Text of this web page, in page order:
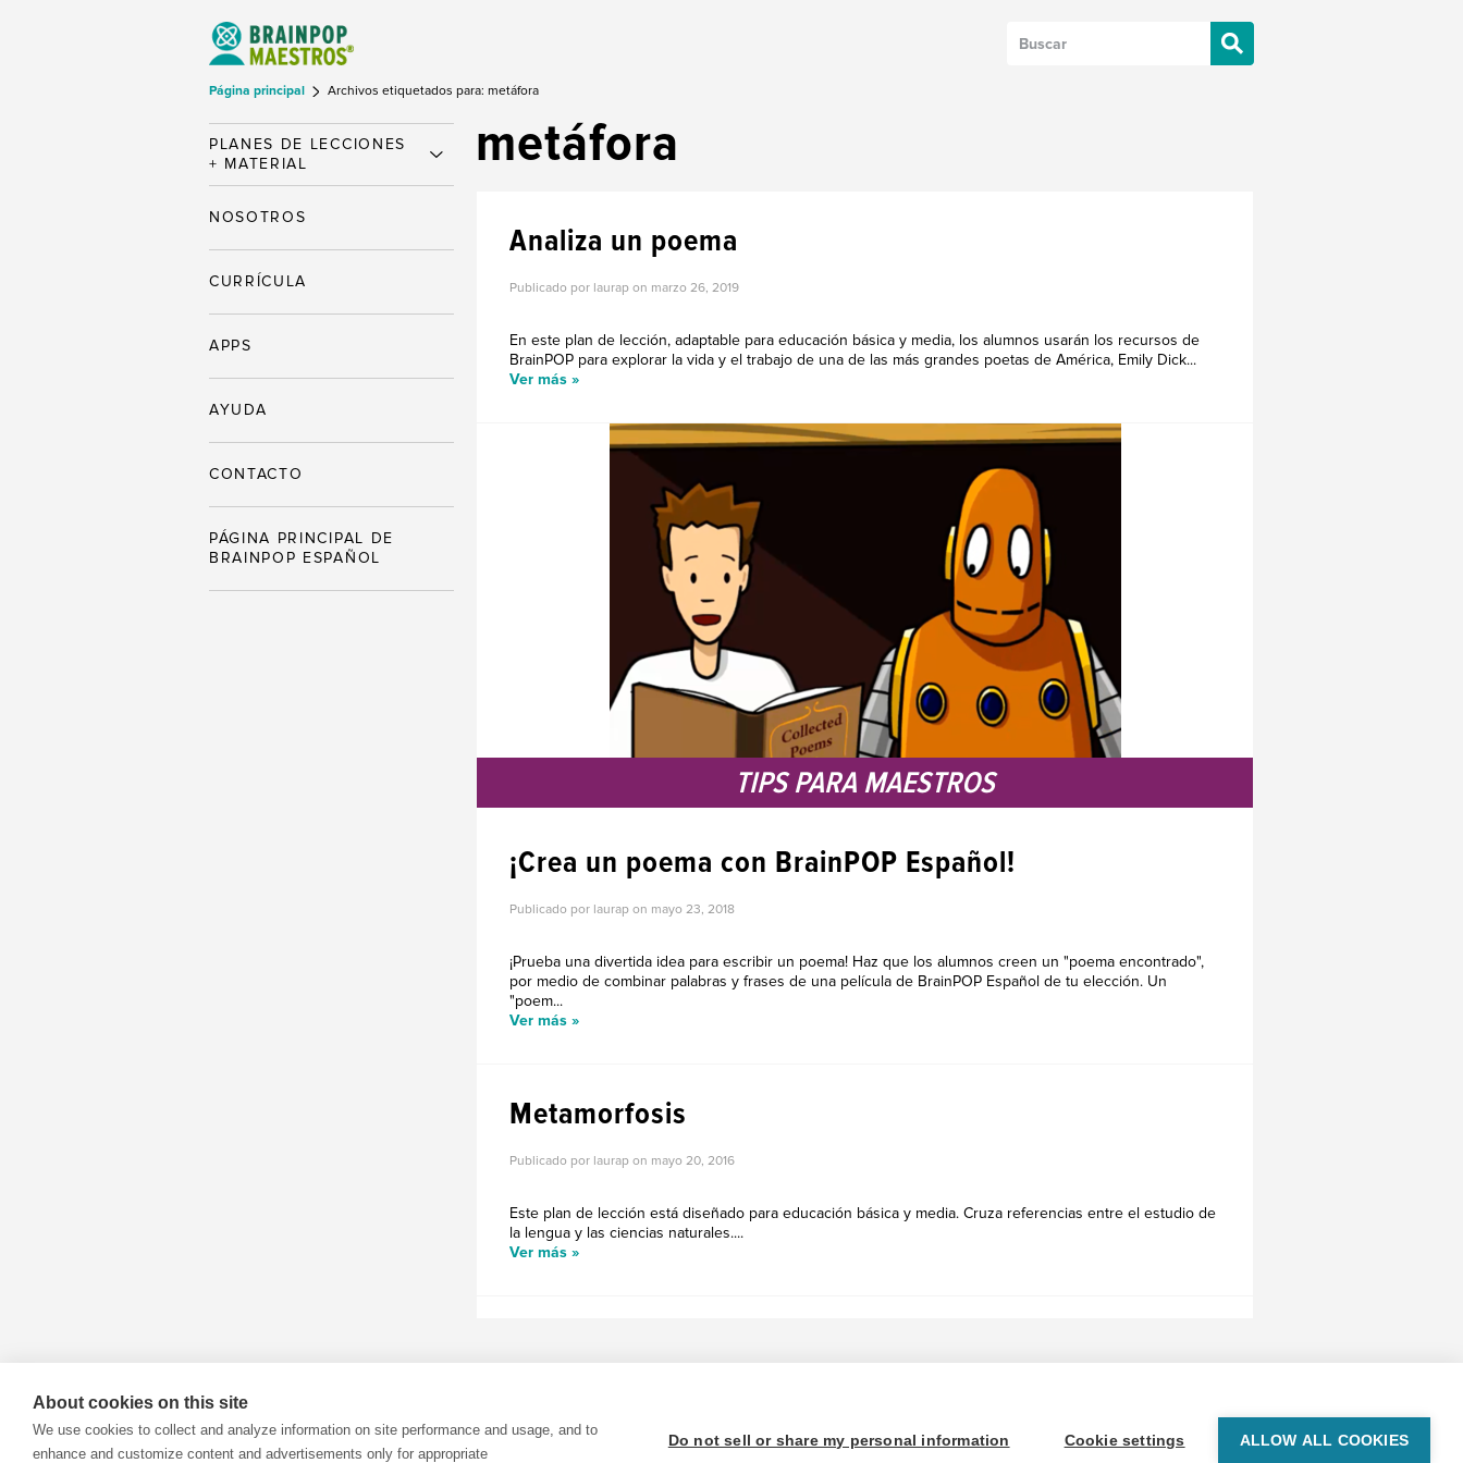
Página principal Archivos etiquetados para: metáfora
metáfora
Analiza un poema
Publicado por laurap on marzo 26, 2019
En este plan de lección, adaptable para educación básica y media, los alumnos usarán los recursos de
BrainPOP para explorar la vida y el trabajo de una de las más grandes poetas de América, Emily Dick...
Ver más »
TIPS PARA MAESTROS
¡Crea un poema con BrainPOP Español!
Publicado por laurap on mayo 23, 2018
¡Prueba una divertida idea para escribir un poema! Haz que los alumnos creen un "poema encontrado",
por medio de combinar palabras y frases de una película de BrainPOP Español de tu elección. Un
"poem...
Ver más »
Metamorfosis
Publicado por laurap on mayo 20, 2016
Este plan de lección está diseñado para educación básica y media. Cruza referencias entre el estudio de
la lengua y las ciencias naturales....
Ver más »
PLANES DE LECCIONES
+ MATERIAL
NOSOTROS
CURRÍCULA
APPS
AYUDA
CONTACTO
PÁGINA PRINCIPAL DE
BRAINPOP ESPAÑOL
© 1999-2026 BrainPOP. Todos los derechos reservados.
About cookies on this site
We use cookies to collect and analyze information on site performance and usage, and to
enhance and customize content and advertisements only for appropriate
Do not sell or share my personal information Cookie settings ALLOW ALL COOKIES